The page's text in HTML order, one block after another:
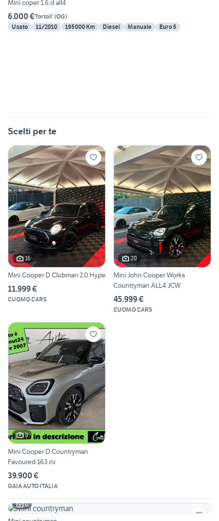
Mini coper 1.6 d all4
6.000 €Tortoli' (OG)
Usato
11/2010 195000 Km Diesel Manuale Euro 5
Scelti per te
16
Mini Cooper D Clubman 2.0 Hype
11.999 €
CUOMO CARS
20
Mini John Cooper Works
Countryman ALL4 JCW
45.999 €
CUOMO CARS
8
Mini Cooper D Countryman
Favoured 163 cv
39.900 €
GAIA AUTO ITALIA
6